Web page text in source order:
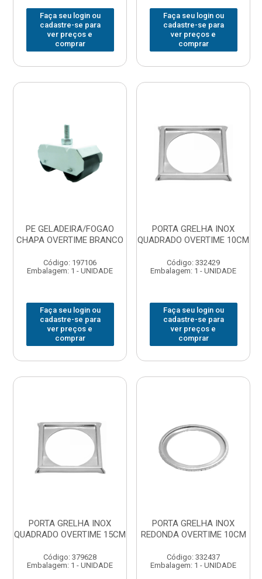
Faça seu login ou
cadastre-se para
ver preços e
comprar
Faça seu login ou
cadastre-se para
ver preços e
comprar
PE GELADEIRA/FOGAO
CHAPA OVERTIME BRANCO
Código: 197106
Embalagem: 1 - UNIDADE
Faça seu login ou
cadastre-se para
ver preços e
comprar
PORTA GRELHA INOX
QUADRADO OVERTIME 10CM
Código: 332429
Embalagem: 1 - UNIDADE
Faça seu login ou
cadastre-se para
ver preços e
comprar
PORTA GRELHA INOX
QUADRADO OVERTIME 15CM
Código: 379628
Embalagem: 1 - UNIDADE
PORTA GRELHA INOX
REDONDA OVERTIME 10CM
Código: 332437
Embalagem: 1 - UNIDADE